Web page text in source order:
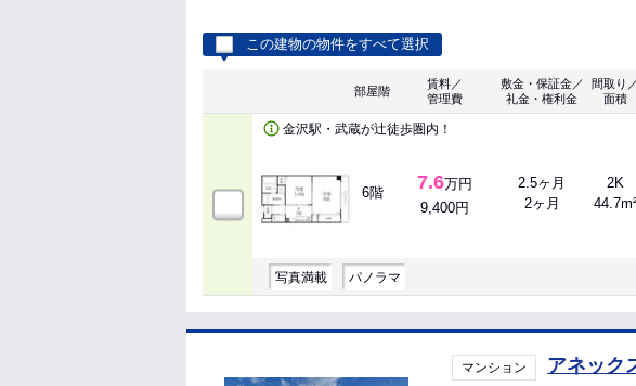
この建物の物件をすべて選択
部屋階
賃料／
管理費
敷金・保証金／
礼金・権利金
間取り
面積
金沢駅・武蔵が辻徒歩圏内！
6階 7.6万円
9,400円
2.5ヶ月
2ヶ月
2K
44.7m²
写真満載 パノラマ
マンション アネック